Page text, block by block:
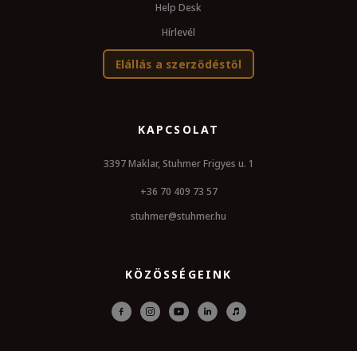
Help Desk
Hírlevél
Elállás a szerződéstől
KAPCSOLAT
3397 Maklar, Stuhmer Frigyes u. 1
+36 70 409 73 57
stuhmer@stuhmer.hu
KÖZÖSSÉGEINK